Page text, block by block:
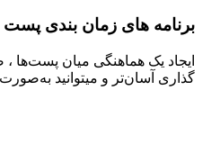
های زمان بندی پست چه
یک هماهنگی میان پست‌ها ،
آسان‌تر و میتوانید به‌صورت